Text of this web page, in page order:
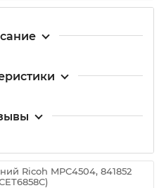
Ricoh MPC4504, 841852